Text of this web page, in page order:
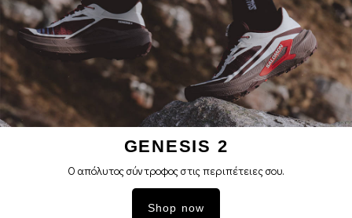
GENESIS 2
Ο απόλυτος σύντροφος στις περιπέτειες σoυ.
Shop now